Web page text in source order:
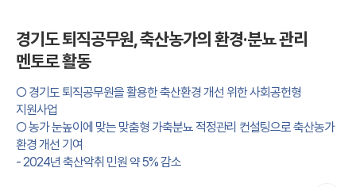
경기도 퇴직공무원, 축산농가의 환경·분뇨 관리
멘토로 활동
○ 경기도 퇴직공무원을 활용한 축산환경 개선 위한 사회공헌형
지원사업
○ 농가 눈높이에 맞는 맞춤형 가축분뇨 적정관리 컨설팅으로 축산농가
환경 개선 기여
- 2024년 축산악취 민원 약 5% 감소